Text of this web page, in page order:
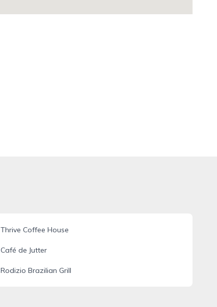
Thrive Coffee House
Café de Jutter
Rodizio Brazilian Grill